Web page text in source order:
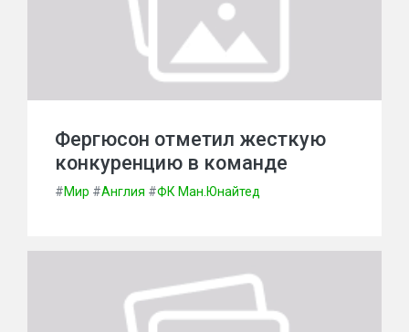
Фергюсон отметил жесткую
конкуренцию в команде
#Мир #Англия #ФК Ман.Юнайтед